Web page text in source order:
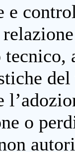
e
o